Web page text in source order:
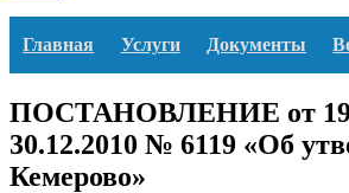
Главная Услуги Документы
ПОСТАНОВЛЕНИЕ от
30.12.2010 № 6119 «Об
Кемерово»